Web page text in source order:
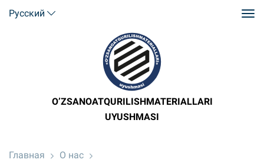
Русский
O’ZSANOATQURILISHMATERIALLARI
UYUSHMASI
Главная
О нас